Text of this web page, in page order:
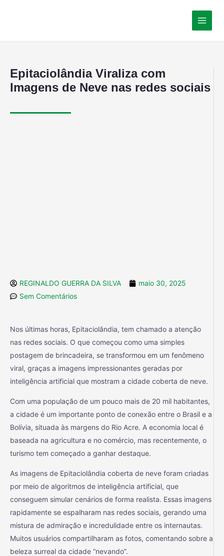
Epitaciolândia Viraliza com
Imagens de Neve nas redes sociais
REGINALDO GUERRA DA SILVA
maio 30, 2025
Sem Comentários
Nos últimas horas, Epitaciolândia, tem chamado a atenção
nas redes sociais. O que começou como uma simples
postagem de brincadeira, se transformou em um fenômeno
viral, graças a imagens impressionantes geradas por
inteligência artificial que mostram a cidade coberta de neve.
Com uma população de um pouco mais de 20 mil habitantes,
a cidade é um importante ponto de conexão entre o Brasil e a
Bolívia, situada às margens do Rio Acre. A economia local é
baseada na agricultura e no comércio, mas recentemente, o
turismo tem começado a ganhar destaque.
As imagens de Epitaciolândia coberta de neve foram criadas
por meio de algoritmos de inteligência artificial, que
conseguem simular cenários de forma realista. Essas imagens
rapidamente se espalharam nas redes sociais, gerando uma
mistura de admiração e incredulidade entre os internautas.
Muitos usuários compartilharam as fotos, comentando sobre a
beleza surreal da cidade “nevando”.